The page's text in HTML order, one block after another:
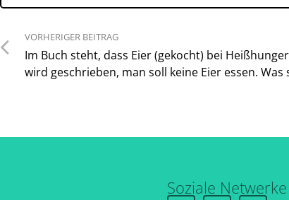
VORHERIGER BEITRAG
Im Buch steht, dass Eier (gekocht) bei
wird geschrieben, man soll keine Eier essen.
Soziale Netwerke